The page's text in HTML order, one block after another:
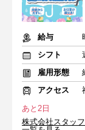
給与
シフト
雇用形態
アクセス
あと2日
株式会社スタッ